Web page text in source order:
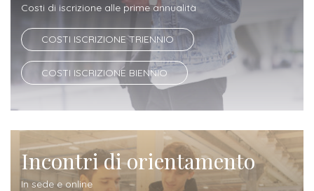
triennio
Costi
iscrizione
biennio
Iscriversi
Gli
Costi di iscrizione alle prime annualità
COSTI ISCRIZIONE TRIENNIO
COSTI ISCRIZIONE BIENNIO
Incontri di orientamento
In sede e online